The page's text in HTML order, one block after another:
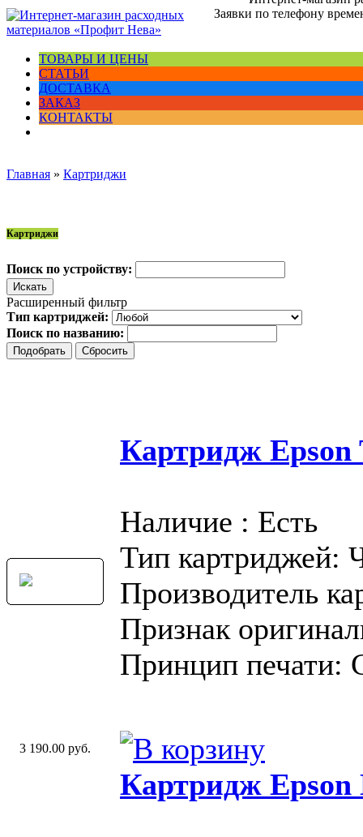
Заявки по телефону
ТОВАРЫ И ЦЕНЫ
СТАТЬИ
ДОСТАВКА
ЗАКАЗ
КОНТАКТЫ
Главная » Картриджи
Картриджи
Поиск по устройству:
Расширенный фильтр
Тип картриджей:
Поиск по названию:
Картридж Epson
Наличие : Есть
Тип картриджей:
Производитель
Признак
Принцип печати:
3 190.00 руб.
Картридж Epson